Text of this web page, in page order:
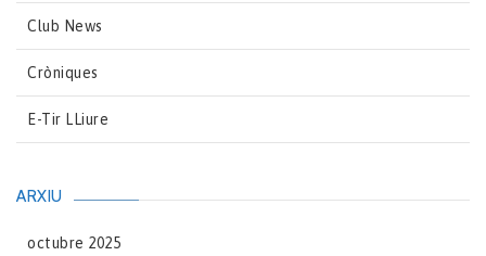
Club News
Cròniques
E-Tir LLiure
ARXIU
octubre 2025